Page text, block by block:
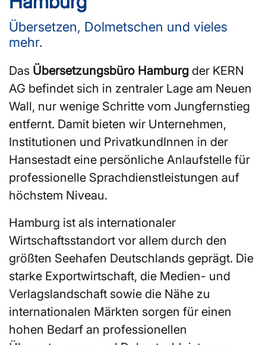
Übersetzen, Dolmetschen und vieles
mehr.
Das Übersetzungsbüro Hamburg der KERN
AG befindet sich in zentraler Lage am Neuen
Wall, nur wenige Schritte vom Jungfernstieg
entfernt. Damit bieten wir Unternehmen,
Institutionen und PrivatkundInnen in der
Hansestadt eine persönliche Anlaufstelle für
professionelle Sprachdienstleistungen auf
höchstem Niveau.
Hamburg ist als internationaler
Wirtschaftsstandort vor allem durch den
größten Seehafen Deutschlands geprägt. Die
starke Exportwirtschaft, die Medien- und
Verlagslandschaft sowie die Nähe zu
internationalen Märkten sorgen für einen
hohen Bedarf an professionellen